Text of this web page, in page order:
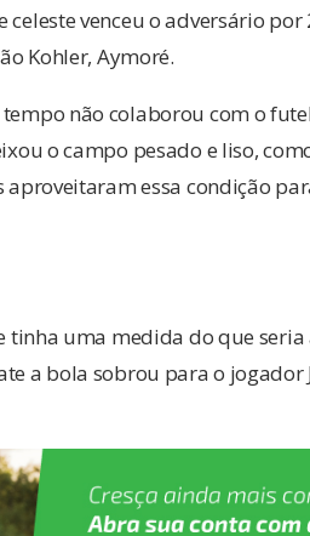
celeste venceu o adversário
Kohler, Aymoré.
não colaborou com o
o campo pesado e liso,
essa condição
tinha uma medida do que
a bola sobrou para o